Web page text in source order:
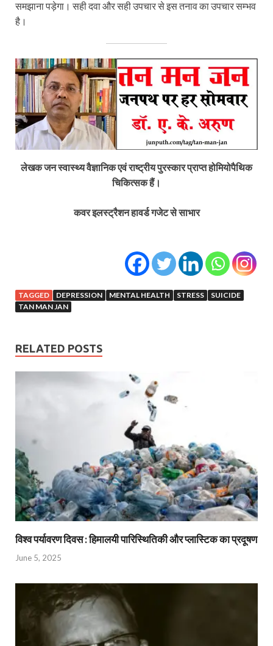
समझाना पड़ेगा। सही दवा और सही उपचार से इस तनाव का उपचार सम्भव
है।
लेखक जन स्वास्थ्य वैज्ञानिक एवं राष्ट्रीय पुरस्कार प्राप्त होमियोपैथिक
चिकित्सक हैं।
कवर इलस्ट्रैशन हावर्ड गजेट से साभार
TAGGED DEPRESSION MENTAL HEALTH STRESS
SUICIDE
TAN MAN JAN
RELATED POSTS
विश्व पर्यावरण दिवस : हिमालयी पारिस्थितिकी और प्लास्टिक का प्रदूषण
June 5, 2025